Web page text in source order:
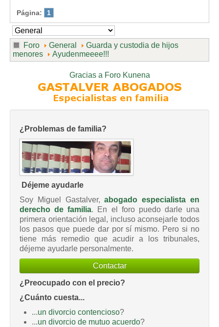
Página: 1
Foro General
Guarda y custodia de hijos
menores
Ayudenmeeee!!!
Gracias a Foro Kunena
¿Problemas de familia?
Déjeme ayudarle
Soy Miguel Gastalver,abogado especialista en
derecho de familia. En el foro puedo darle una
primera orientación legal, incluso aconsejarle todos
los pasos que puede dar por sí mismo. Pero si no
tiene más remedio que acudir a los tribunales,
déjeme ayudarle personalmente.
Contactar
¿Preocupado con el precio?
¿Cuánto cuesta...
...un divorcio contencioso?
...un divorcio de mutuo acuerdo?